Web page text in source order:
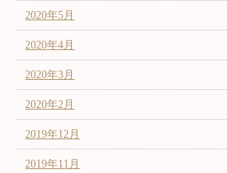
2020年5月
2020年4月
2020年3月
2020年2月
2019年12月
2019年11月